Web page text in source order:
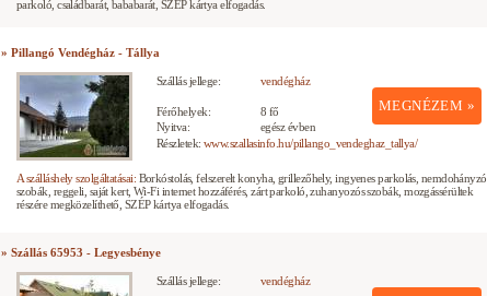
parkoló, családbarát, bababarát, SZÉP kártya elfogadás.
» Pillangó Vendégház - Tállya
Szállás jellege: vendégház
MEGNÉZEM »
Férőhelyek:
8 fő
Nyitva:
egész évben
Részletek: www.szallasinfo.hu/pillango_vendeghaz_tallya/
A szálláshely szolgáltatásai: Borkóstolás, felszerelt konyha, grillezőhely, ingyenes parkolás, nemdohányzó
szobák, reggeli, saját kert, Wi-Fi internet hozzáférés, zárt parkoló, zuhanyozós szobák, mozgássérültek
részére megközelíthető, SZÉP kártya elfogadás.
» Szállás 65953 - Legyesbénye
Szállás jellege: vendégház